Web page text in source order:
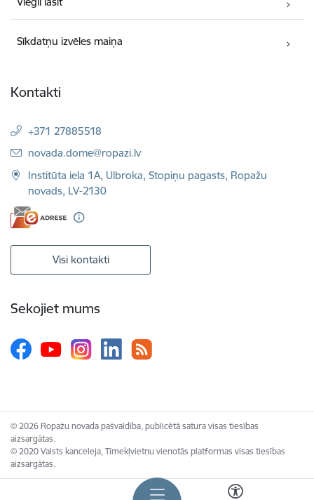
Sīkdatņu izvēles maiņa
Kontakti
+371 27885518
E-pasts:
novada.dome@ropazi.lv
Institūta iela 1A, Ulbroka, Stopiņu pagasts, Ropažu
novads, LV-2130
Visi kontakti
Sekojiet mums
© 2026 Ropažu novada pašvaldība, publicētā satura visas tiesības
aizsargātas.
© 2020 Valsts kanceleja, Tīmekļvietņu vienotās platformas visas tiesības
aizsargātas.